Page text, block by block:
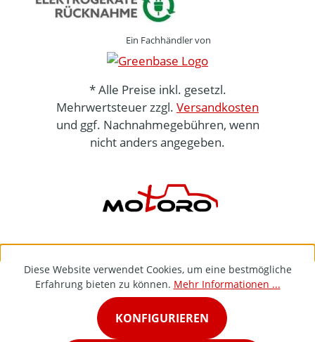
Ein Fachhändler von
* Alle Preise inkl. gesetzl.
Mehrwertsteuer zzgl. Versandkosten
und ggf. Nachnahmegebühren, wenn
nicht anders angegeben.
Diese Website verwendet Cookies, um eine bestmögliche
Erfahrung bieten zu können. Mehr Informationen ...
KONFIGURIEREN